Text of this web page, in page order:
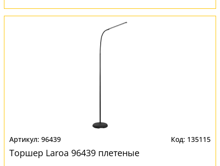
96439 135115
Торшер Laroa 96439 плетеные